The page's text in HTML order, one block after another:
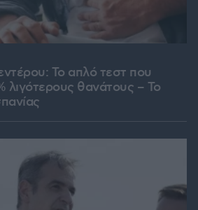
Το απλό τεστ που
λιγότερους θανάτους – Το